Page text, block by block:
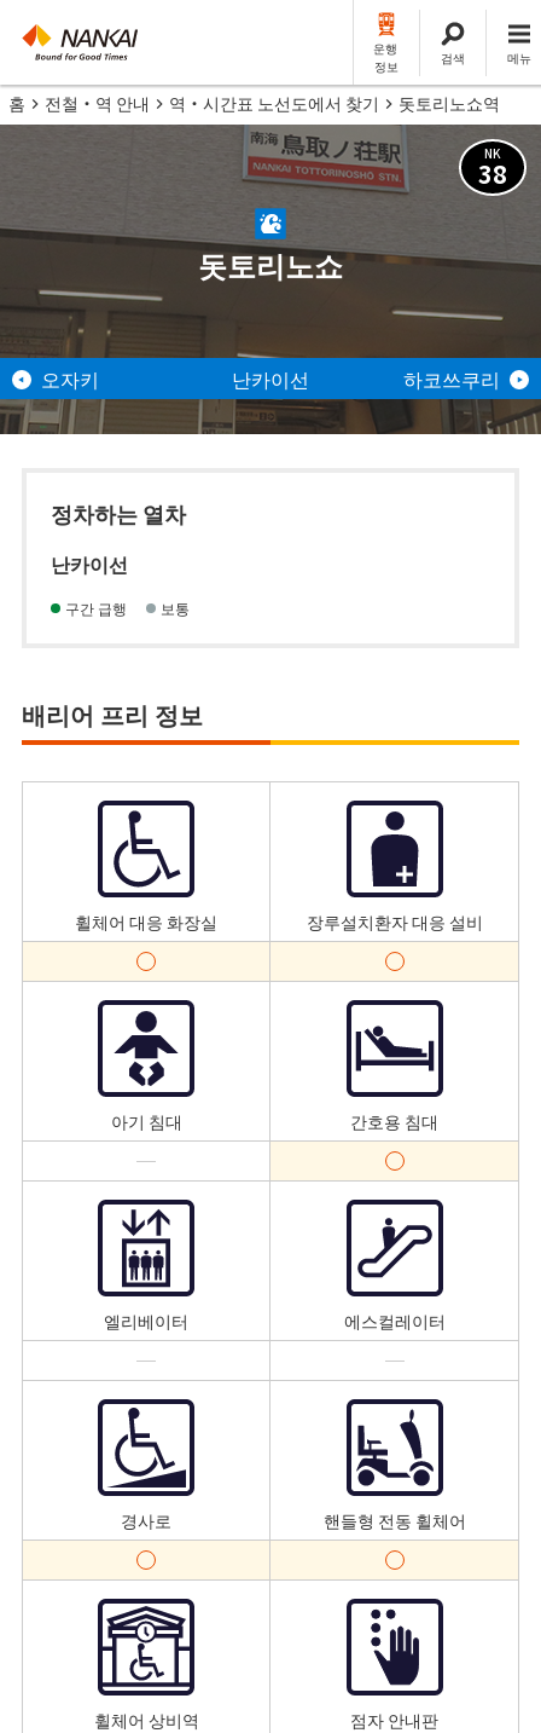
운행
정보
검색 메뉴
홈 전철・역 안내 역・시간표 노선도에서 찾기 돗토리노쇼역
NK
38
돗토리노쇼
오자키 난카이선 하코쓰쿠리
정차하는 열차
난카이선
구간 급행 보통
배리어 프리 정보
휠체어 대응 화장실 장루설치환자 대응 설비
아기 침대 간호용 침대
엘리베이터 에스컬레이터
경사로 핸들형 전동 휠체어
휠체어 상비역 점자 안내판